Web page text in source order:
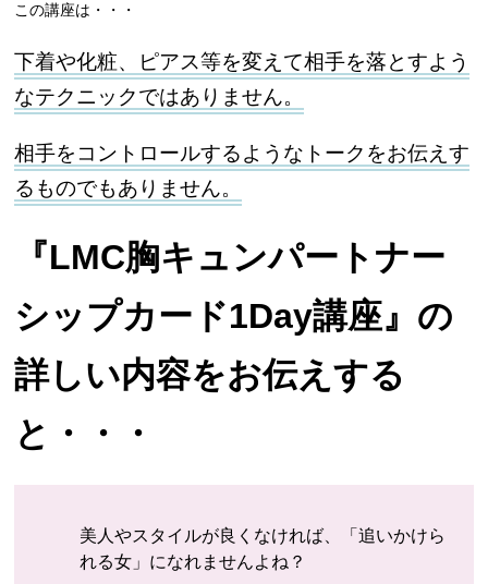
この講座は・・・
下着や化粧、ピアス等を変えて相手を落とすよう
なテクニックではありません。
相手をコントロールするようなトークをお伝えす
るものでもありません。
『LMC胸キュンパートナー
シップカード1Day講座』の
詳しい内容をお伝えする
と・・・
美人やスタイルが良くなければ、「追いかけら
れる女」になれませんよね？